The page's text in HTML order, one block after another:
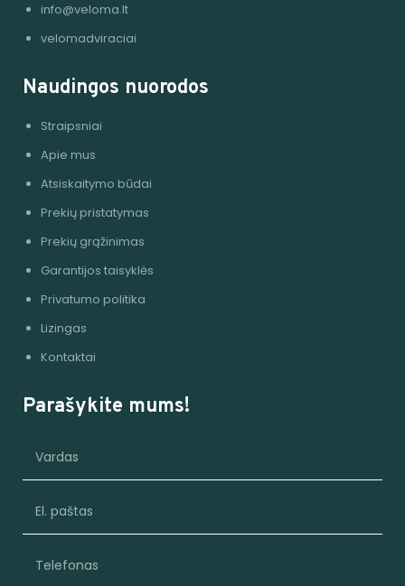
info@veloma.lt
velomadviraciai
Naudingos nuorodos
Straipsniai
Apie mus
Atsiskaitymo būdai
Prekių pristatymas
Prekių grąžinimas
Garantijos taisyklės
Privatumo politika
Lizingas
Kontaktai
Parašykite mums!